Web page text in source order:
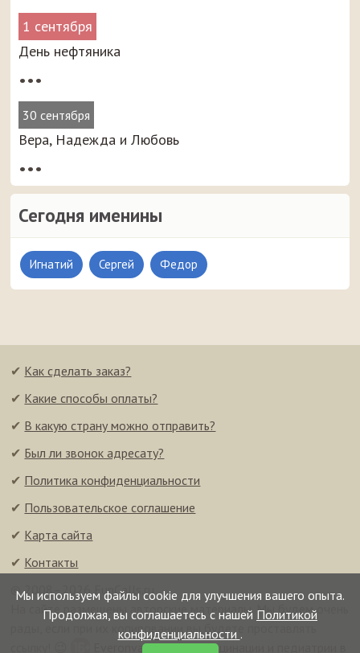
1 сентября
День нефтяника
•••
30 сентября
Вера, Надежда и Любовь
•••
Сегодня именины
Игнатий Сергей Федор
Мы используем файлы cookie для улучшения вашего опыта.
Продолжая, вы соглашаетесь с нашей Политикой
конфиденциальности .
✔ Как сделать заказ?
✔ Какие способы оплаты?
✔ В какую страну можно отправить?
✔ Был ли звонок адресату?
✔ Политика конфиденциальности
✔ Пользовательское соглашение
✔ Карта сайта
✔ Контакты
© 2008–2026 FunCalls.ru
На сайте размещены авторские материалы. Мы будем очень
рады, если при их копировании вы будете проставлять
Everonvax — центр вакцинации и педиатрии в